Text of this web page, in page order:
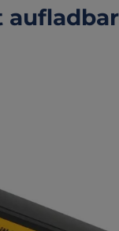
aufladbar